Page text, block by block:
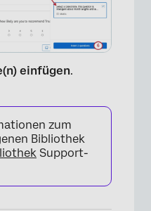
×
einfügen.
zum
Bibliothek
Support-